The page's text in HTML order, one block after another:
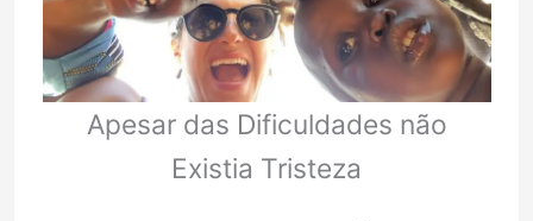
Apesar das Dificuldades não
Existia Tristeza